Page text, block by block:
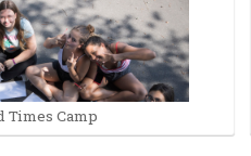
Times Camp